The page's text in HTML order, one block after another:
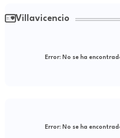
Villavicencio
Error:No se ha
Error:No se ha